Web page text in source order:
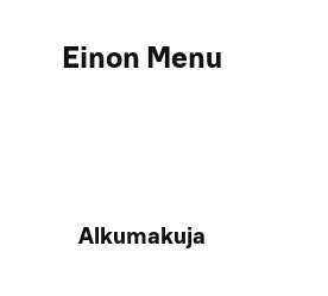
Einon Menu
Alkumakuja